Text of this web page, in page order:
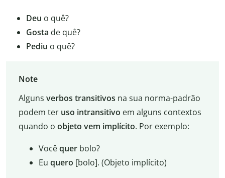
Deu o quê?
Gosta de quê?
Pediu o quê?
Note
Alguns verbos transitivos na sua norma-padrão
podem teruso intransitivo em alguns contextos
quando o objeto vem implícito. Por exemplo:
Vocêquer bolo?
Eu quero [bolo]. (Objeto implícito)